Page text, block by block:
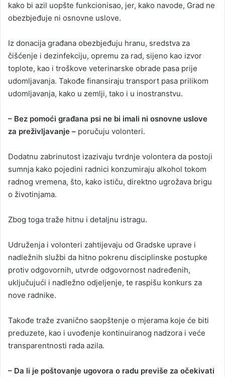
kako bi azil uopšte funkcionisao, jer, kako navode, Grad ne
obezbjeđuje ni osnovne uslove.
Iz donacija građana obezbjeđuju hranu, sredstva za
čišćenje i dezinfekciju, opremu za rad, sijeno kao izvor
toplote, kao i troškove veterinarske obrade pasa prije
udomljavanja. Takođe finansiraju transport pasa prilikom
udomljavanja, kako u zemlji, tako i u inostranstvu.
– Bez pomoći građana psi ne bi imali ni osnovne uslove
za preživljavanje – poručuju volonteri.
Dodatnu zabrinutost izazivaju tvrdnje volontera da postoji
sumnja kako pojedini radnici konzumiraju alkohol tokom
radnog vremena, što, kako ističu, direktno ugrožava brigu
o životinjama.
Zbog toga traže hitnu i detaljnu istragu.
Udruženja i volonteri zahtijevaju od Gradske uprave i
nadležnih službi da hitno pokrenu disciplinske postupke
protiv odgovornih, utvrde odgovornost nadređenih,
uključujući i nadležno odjeljenje, te raspišu konkurs za
nove radnike.
Takođe traže zvanično saopštenje o mjerama koje će biti
preduzete, kao i uvođenje kontinuiranog nadzora i veće
transparentnosti rada azila.
– Da li je poštovanje ugovora o radu previše za očekivati